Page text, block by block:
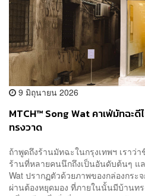
9 มิถุนายน 2026
MTCH™ Song Wat คาเฟ่มัทฉะดี
ทรงวาด
ถ้าพูดถึงร้านมัทฉะในกรุงเทพฯ เราว่
ร้านที่หลายคนนึกถึงเป็นอันดับต้นๆ แ
Wat ปรากฏตัวด้วยภาพของกล่องกร
ผ่านต้องหยุดมอง ที่ภายในนั้นมีบ้านท